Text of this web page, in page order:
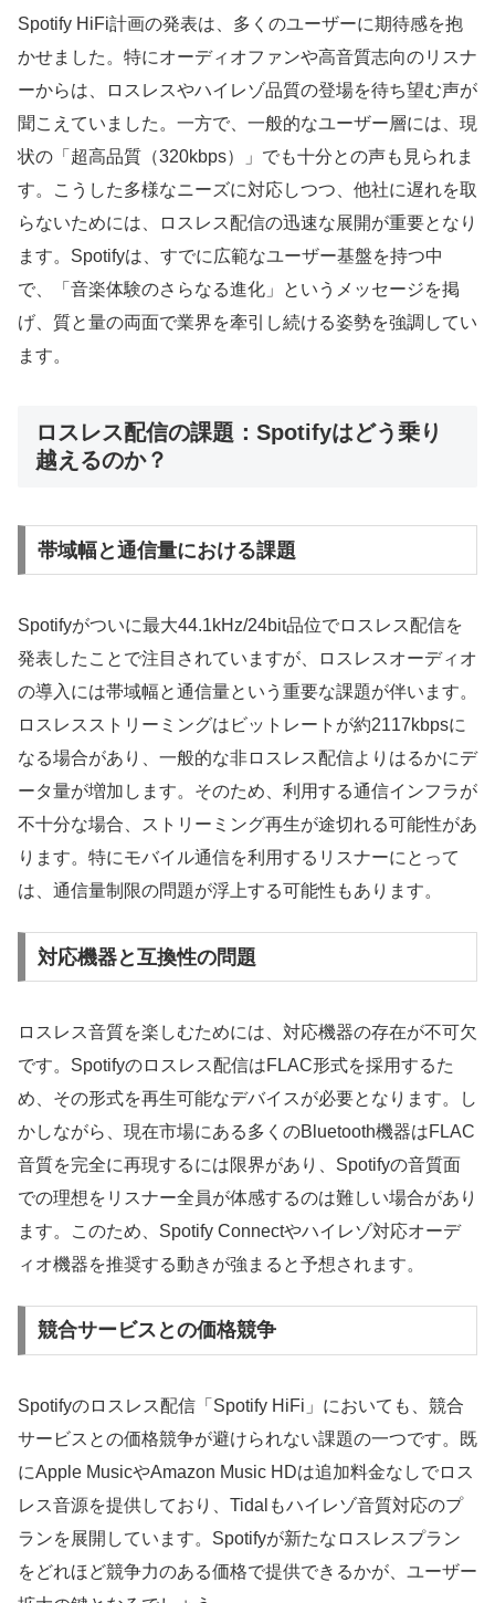
Spotify HiFi計画の発表は、多くのユーザーに期待感を抱
かせました。特にオーディオファンや高音質志向のリスナ
ーからは、ロスレスやハイレゾ品質の登場を待ち望む声が
聞こえていました。一方で、一般的なユーザー層には、現
状の「超高品質（320kbps）」でも十分との声も見られま
す。こうした多様なニーズに対応しつつ、他社に遅れを取
らないためには、ロスレス配信の迅速な展開が重要となり
ます。Spotifyは、すでに広範なユーザー基盤を持つ中
で、「音楽体験のさらなる進化」というメッセージを掲
げ、質と量の両面で業界を牽引し続ける姿勢を強調してい
ます。
ロスレス配信の課題：Spotifyはどう乗り
越えるのか？
帯域幅と通信量における課題
Spotifyがついに最大44.1kHz/24bit品位でロスレス配信を
発表したことで注目されていますが、ロスレスオーディオ
の導入には帯域幅と通信量という重要な課題が伴います。
ロスレスストリーミングはビットレートが約2117kbpsに
なる場合があり、一般的な非ロスレス配信よりはるかにデ
ータ量が増加します。そのため、利用する通信インフラが
不十分な場合、ストリーミング再生が途切れる可能性があ
ります。特にモバイル通信を利用するリスナーにとって
は、通信量制限の問題が浮上する可能性もあります。
対応機器と互換性の問題
ロスレス音質を楽しむためには、対応機器の存在が不可欠
です。Spotifyのロスレス配信はFLAC形式を採用するた
め、その形式を再生可能なデバイスが必要となります。し
かしながら、現在市場にある多くのBluetooth機器はFLAC
音質を完全に再現するには限界があり、Spotifyの音質面
での理想をリスナー全員が体感するのは難しい場合があり
ます。このため、Spotify Connectやハイレゾ対応オーデ
ィオ機器を推奨する動きが強まると予想されます。
競合サービスとの価格競争
Spotifyのロスレス配信「Spotify HiFi」においても、競合
サービスとの価格競争が避けられない課題の一つです。既
にApple MusicやAmazon Music HDは追加料金なしでロス
レス音源を提供しており、Tidalもハイレゾ音質対応のプ
ランを展開しています。Spotifyが新たなロスレスプラン
をどれほど競争力のある価格で提供できるかが、ユーザー